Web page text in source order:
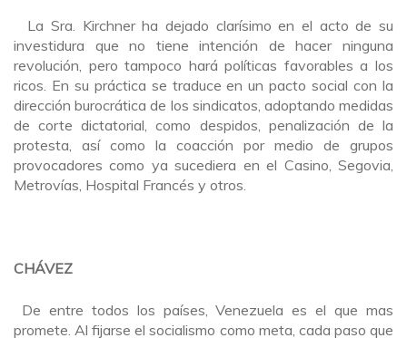
La Sra. Kirchner ha dejado clarísimo en el acto de su
investidura que no tiene intención de hacer ninguna
revolución, pero tampoco hará políticas favorables a los
ricos. En su práctica se traduce en un pacto social con la
dirección burocrática de los sindicatos, adoptando medidas
de corte dictatorial, como despidos, penalización de la
protesta, así como la coacción por medio de grupos
provocadores como ya sucediera en el Casino, Segovia,
Metrovías, Hospital Francés y otros.
CHÁVEZ
De entre todos los países, Venezuela es el que mas
promete. Al fijarse el socialismo como meta, cada paso que